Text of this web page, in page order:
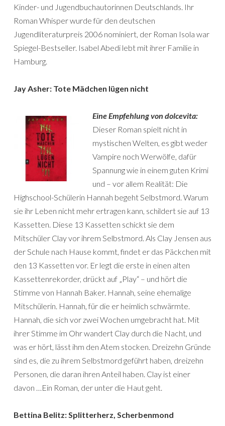
Kinder- und Jugendbuchautorinnen Deutschlands. Ihr
Roman Whisper wurde für den deutschen
Jugendliteraturpreis 2006 nominiert, der Roman Isola war
Spiegel-Bestseller. Isabel Abedi lebt mit ihrer Familie in
Hamburg.
Jay Asher: Tote Mädchen lügen nicht
Eine Empfehlung von dolcevita:
Dieser Roman spielt nicht in
mystischen Welten, es gibt weder
Vampire noch Werwölfe, dafür
Spannung wie in einem guten Krimi
und – vor allem Realität: Die
Highschool-Schülerin Hannah begeht Selbstmord. Warum
sie ihr Leben nicht mehr ertragen kann, schildert sie auf 13
Kassetten. Diese 13 Kassetten schickt sie dem
Mitschüler Clay vor ihrem Selbstmord. Als Clay Jensen aus
der Schule nach Hause kommt, findet er das Päckchen mit
den 13 Kassetten vor. Er legt die erste in einen alten
Kassettenrekorder, drückt auf „Play“ – und hört die
Stimme von Hannah Baker. Hannah, seine ehemalige
Mitschülerin. Hannah, für die er heimlich schwärmte.
Hannah, die sich vor zwei Wochen umgebracht hat. Mit
ihrer Stimme im Ohr wandert Clay durch die Nacht, und
was er hört, lässt ihm den Atem stocken. Dreizehn Gründe
sind es, die zu ihrem Selbstmord geführt haben, dreizehn
Personen, die daran ihren Anteil haben. Clay ist einer
davon …Ein Roman, der unter die Haut geht.
Bettina Belitz: Splitterherz, Scherbenmond